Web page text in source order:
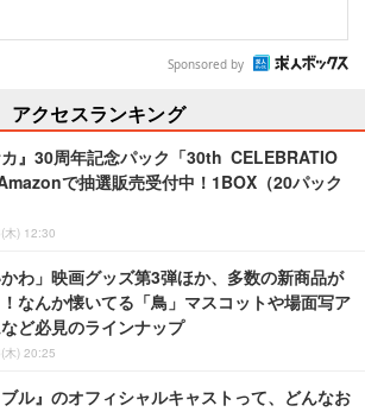
Sponsored by
アクセスランキング
カ』30周年記念パック「30th CELEBRATIO
で抽選販売受付中！1BOX（20パック
木) 12:30
かわ」映画グッズ第3弾ほか、多数の新商品が
なんか懐いてる「鳥」マスコットや場面写ア
ど必見のラインナップ
木) 20:25
ブル』のオフィシャルキャストって、どんなお